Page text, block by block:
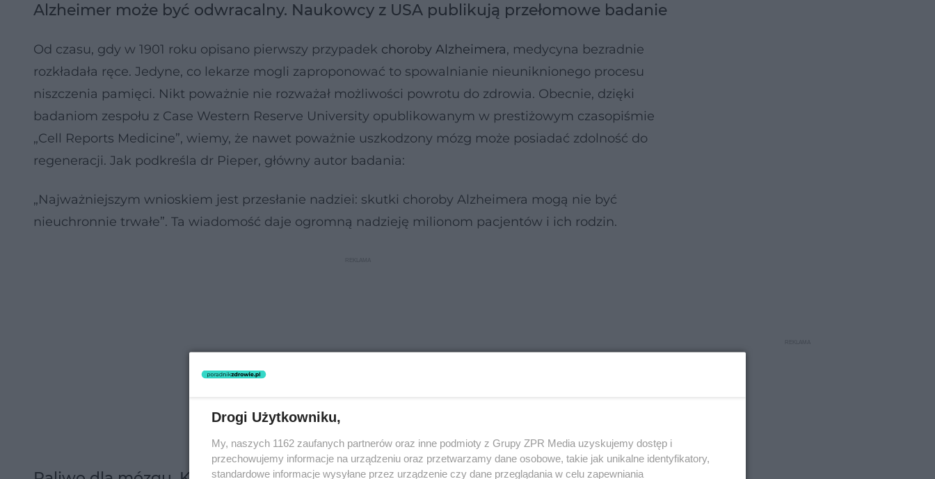
Alzheimer może być odwracalny. Naukowcy z USA publikują przełomowe badanie
Od czasu, gdy w 1901 roku opisano pierwszy przypadek choroby Alzheimera, medycyna bezradnie
rozkładała ręce. Jedyne, co lekarze mogli zaproponować to spowalnianie nieuniknionego procesu
niszczenia pamięci. Nikt poważnie nie rozważał możliwości powrotu do zdrowia. Obecnie, dzięki
badaniom zespołu z Case Western Reserve University opublikowanym w prestiżowym czasopiśmie
„Cell Reports Medicine”, wiemy, że nawet poważnie uszkodzony mózg może posiadać zdolność do
regeneracji. Jak podkreśla dr Pieper, główny autor badania:
„Najważniejszym wnioskiem jest przesłanie nadziei: skutki choroby Alzheimera mogą nie być
nieuchronnie trwałe”. Ta wiadomość daje ogromną nadzieję milionom pacjentów i ich rodzin.
Drogi Użytkowniku,
My, naszych 1162 zaufanych partnerów oraz inne podmioty z Grupy ZPR Media uzyskujemy dostęp i
przechowujemy informacje na urządzeniu oraz przetwarzamy dane osobowe, takie jak unikalne identyfikatory,
standardowe informacje wysyłane przez urządzenie czy dane przeglądania w celu zapewniania